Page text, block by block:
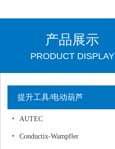
产品展示
PRODUCT DISPLAY
提升工具/电动葫芦
AUTEC
Conductix-Wampfler